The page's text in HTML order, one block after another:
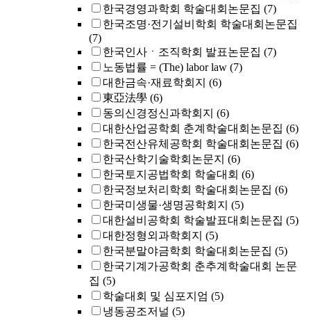
한국경영과학회 학술대회논문집 (7)
한국조명·전기설비학회 학술대회논문집
(7)
한국인사ㆍ조직학회 발표논문집 (7)
노동법률 = (The) labor law (7)
대한금속·재료학회지 (6)
東亞法學 (6)
동의신경정신과학회지 (6)
대한산업공학회 춘계학술대회논문집 (6)
한국전산유체공학회 학술대회논문집 (6)
한국산학기술학회논문지 (6)
한국토지공법학회 학술대회 (6)
한국정보처리학회 학술대회논문집 (6)
한국미생물·생명공학회지 (5)
대한설비공학회 학술발표대회논문집 (5)
대한정형외과학회지 (5)
한국분말야금학회 학술대회논문집 (5)
한국기계가공학회 춘추계학술대회 논문
집 (5)
학술대회 및 심포지엄 (5)
냉동공조저널 (5)